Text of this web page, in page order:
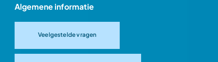
Algemene informatie
Veelgestelde vragen